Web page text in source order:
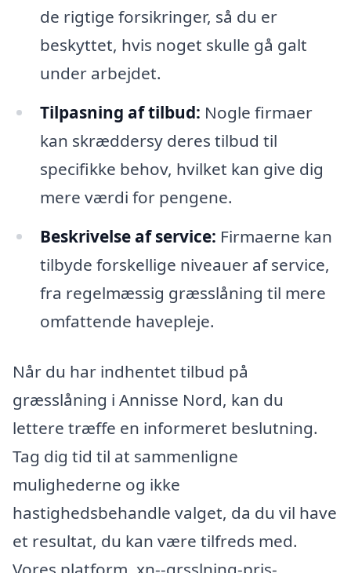
de rigtige forsikringer, så du er
beskyttet, hvis noget skulle gå galt
under arbejdet.
Tilpasning af tilbud: Nogle firmaer
kan skræddersy deres tilbud til
specifikke behov, hvilket kan give dig
mere værdi for pengene.
Beskrivelse af service: Firmaerne kan
tilbyde forskellige niveauer af service,
fra regelmæssig græsslåning til mere
omfattende havepleje.
Når du har indhentet tilbud på
græsslåning i Annisse Nord, kan du
lettere træffe en informeret beslutning.
Tag dig tid til at sammenligne
mulighederne og ikke
hastighedsbehandle valget, da du vil have
et resultat, du kan være tilfreds med.